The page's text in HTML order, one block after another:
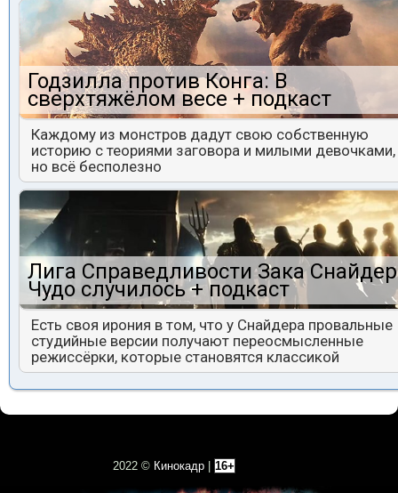
Годзилла против Конга: В
сверхтяжёлом весе + подкаст
Каждому из монстров дадут свою собственную
историю с теориями заговора и милыми девочками,
но всё бесполезно
Лига Справедливости Зака
Чудо случилось + подкаст
Есть своя ирония в том, что у Снайдера провальные
студийные версии получают переосмысленные
режиссёрки, которые становятся классикой
2022 © Кинокадр 16+